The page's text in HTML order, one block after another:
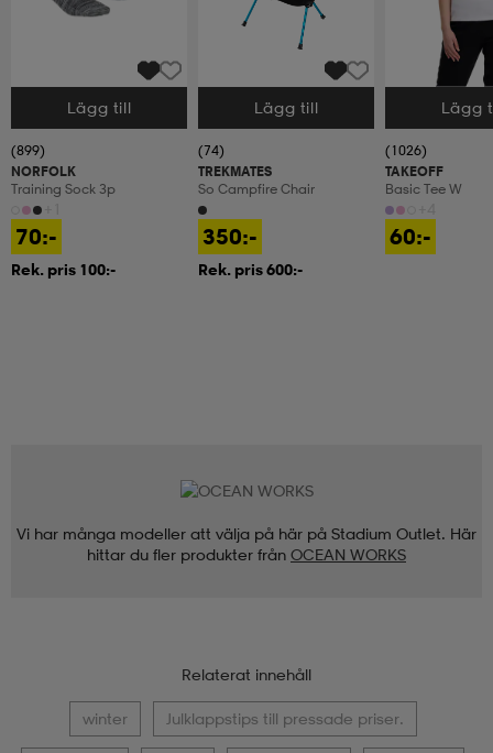
Välj storlek
Lägg till
(899)
NORFOLK
Training Sock 3p
70:-
Rek. pris 100:-
Välj storlek
Lägg till
(74)
TREKMATES
So Campfire Chair
350:-
Rek. pris 600:-
Välj storlek
Lägg
(1026)
TAKEOFF
Basic Tee W
60:-
Vi har många modeller att välja på här på Stadium Outlet. Här
hittar du fler produkter från OCEAN WORKS
Relaterat innehåll
winter Julklappstips till pressade priser.